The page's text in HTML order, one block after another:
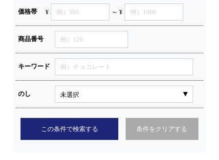
価格帯 ¥ ～ ¥
商品番号
キーワード
のし
この条件で検索する 条件をクリアする